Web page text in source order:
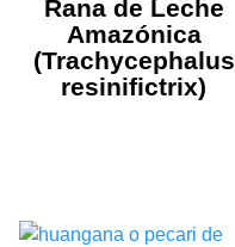
Rana de Leche
Amazónica
(Trachycephalus
resinifictrix)